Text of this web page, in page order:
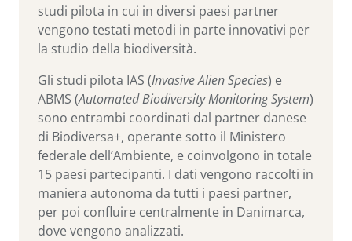
studi pilota in cui in diversi paesi partner
vengono testati metodi in parte innovativi per
la studio della biodiversità.
Gli studi pilota IAS (Invasive Alien Species) e
ABMS (Automated Biodiversity Monitoring System)
sono entrambi coordinati dal partner danese
di Biodiversa+, operante sotto il Ministero
federale dell’Ambiente, e coinvolgono in totale
15 paesi partecipanti. I dati vengono raccolti in
maniera autonoma da tutti i paesi partner,
per poi confluire centralmente in Danimarca,
dove vengono analizzati.